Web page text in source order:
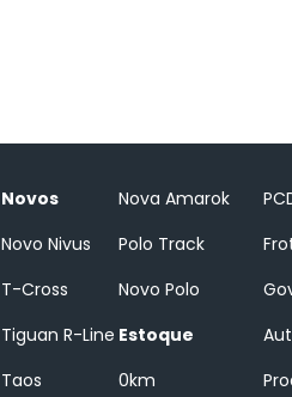
Novos
Novo Nivus
T-Cross
Tiguan R-Line
Taos
Nova Amarok
Polo Track
Novo Polo
Estoque
0km